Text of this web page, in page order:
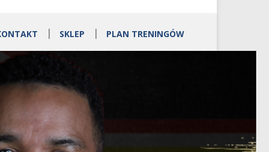
SKLEP PLAN TRENINGÓW